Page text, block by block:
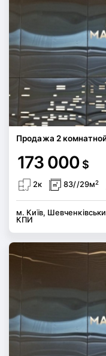
Продажа 2
173 000 $
2к 83//29м2
м. Київ,
КПИ